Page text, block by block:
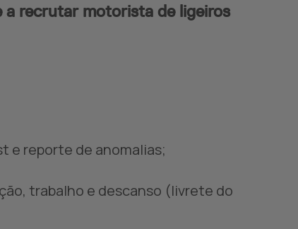
recrutar motorista de ligeiros
e reporte de anomalias;
trabalho e descanso (livrete do